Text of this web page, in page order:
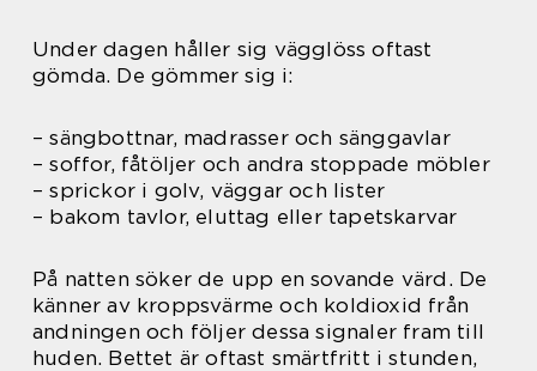
Under dagen håller sig vägglöss oftast
gömda. De gömmer sig i:
– sängbottnar, madrasser och sänggavlar
– soffor, fåtöljer och andra stoppade möbler
– sprickor i golv, väggar och lister
– bakom tavlor, eluttag eller tapetskarvar
På natten söker de upp en sovande värd. De
känner av kroppsvärme och koldioxid från
andningen och följer dessa signaler fram till
huden. Bettet är oftast smärtfritt i stunden,